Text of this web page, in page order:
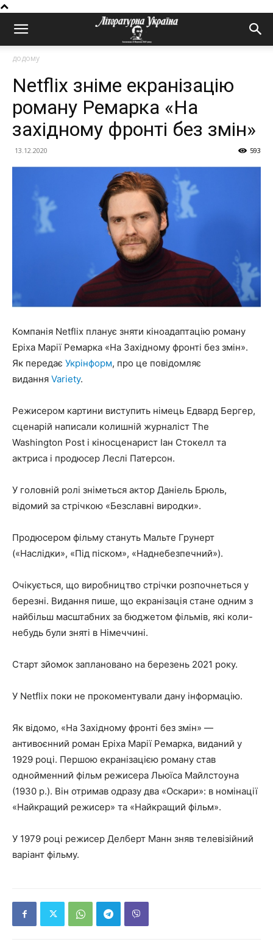
додому
Netflix зніме екранізацію
роману Ремарка «На
західному фронті без змін»
13.12.2020 593
Компанія Netflix планує зняти кіноадаптацію роману
Еріха Марії Ремарка «На Західному фронті без змін».
Як передає Укрінформ, про це повідомляє
видання Variety.
Режисером картини виступить німець Едвард Бергер,
сценарій написали колишній журналіст The
Washington Post і кіносценарист Іан Стокелл та
актриса і продюсер Леслі Патерсон.
У головній ролі зніметься актор Даніель Брюль,
відомий за стрічкою «Безславні виродки».
Продюсером фільму стануть Мальте Грунерт
(«Наслідки», «Під піском», «Наднебезпечний»).
Очікується, що виробництво стрічки розпочнеться у
березні. Видання пише, що екранізація стане одним з
найбільш масштабних за бюджетом фільмів, які коли-
небудь були зняті в Німеччині.
Старт зйомок заплановано на березень 2021 року.
У Netflix поки не прокоментували дану інформацію.
Як відомо, «На Західному фронті без змін» —
антивоєнний роман Еріха Марії Ремарка, виданий у
1929 році. Першою екранізацією роману став
однойменний фільм режисера Льюїса Майлстоуна
(1930 р.). Він отримав одразу два «Оскари»: в номінації
«Найкращий режисер» та «Найкращий фільм».
У 1979 році режисер Делберт Манн зняв телевізійний
варіант фільму.